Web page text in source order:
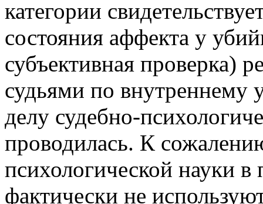
категории
состояния аффекта у
субъективная проверка)
судьями по
делу судебно-
проводилась. К
психологической науки в
фактически не